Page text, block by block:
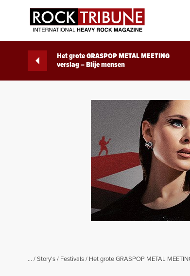
Het grote GRASPOP METAL MEETING
verslag – Blije mensen
... /Story's/ Festivals/ Het grote GRASPOP METAL